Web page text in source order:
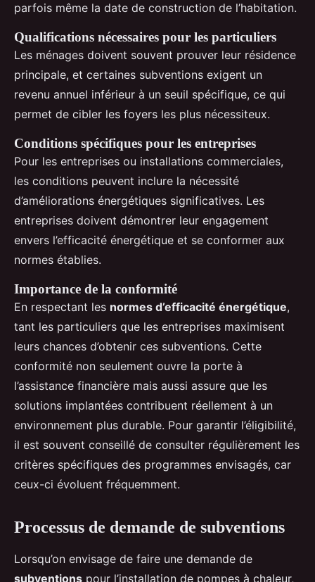
parfois même la date de construction de l’habitation.
Qualifications nécessaires pour les particuliers
Les ménages doivent souvent prouver leur résidence
principale, et certaines subventions exigent un
revenu annuel inférieur à un seuil spécifique, ce qui
permet de cibler les foyers les plus nécessiteux.
Conditions spécifiques pour les entreprises
Pour les entreprises ou installations commerciales,
les conditions peuvent inclure la nécessité
d’améliorations énergétiques significatives. Les
entreprises doivent démontrer leur engagement
envers l’efficacité énergétique et se conformer aux
normes établies.
Importance de la conformité
En respectant les normes d’efficacité énergétique,
tant les particuliers que les entreprises maximisent
leurs chances d’obtenir ces subventions. Cette
conformité non seulement ouvre la porte à
l’assistance financière mais aussi assure que les
solutions implantées contribuent réellement à un
environnement plus durable. Pour garantir l’éligibilité,
il est souvent conseillé de consulter régulièrement les
critères spécifiques des programmes envisagés, car
ceux-ci évoluent fréquemment.
Processus de demande de subventions
Lorsqu’on envisage de faire une demande de
subventions pour l’installation de pompes à chaleur,